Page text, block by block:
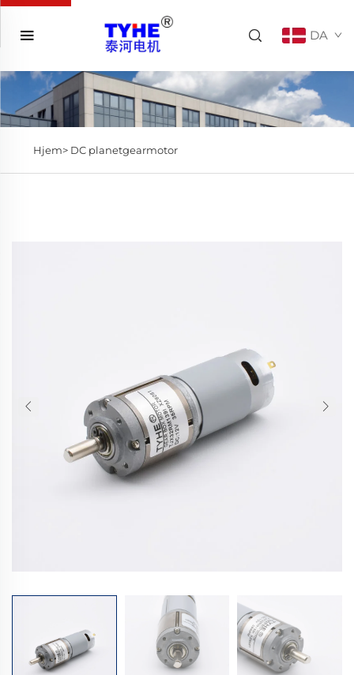
DA
Hjem> DC planetgearmotor